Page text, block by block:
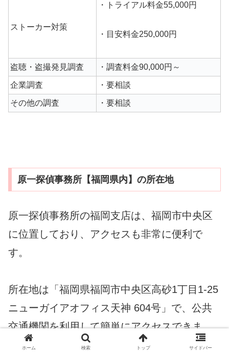
ストーカー対策
・トライアル料金55,000円
・目安料金250,000円
盗聴・盗撮発見調査 ・調査料金90,000円～
企業調査 ・要相談
その他の調査 ・要相談
原一探偵事務所【福岡県内】の所在地
原一探偵事務所の福岡支店は、福岡市中央区
に位置しており、アクセスも非常に便利で
す。
所在地は「福岡県福岡市中央区高砂1丁目1-25
ニューガイアオフィス天神 604号」で、公共
交通機関を利用して簡単にアクセスできま
す。ホーム 検索 トップ サイドバー